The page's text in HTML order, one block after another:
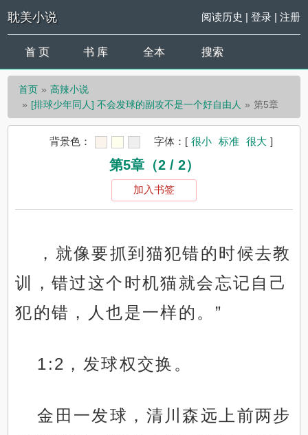
耽美小说 阅读历史 | 登录| 注册
首 页 书 库 全本 搜索
首页
高辣小说
[排球少年同人] 不会发球的副攻不是一个好自由人
第5章
背景色： 字体： [ 很小 标准 很大 ]
第5章（2 / 2）
加入书签
，就像要抓到猫犯错的时候去教
训，错过这个时机猫就会忘记自己
犯的错，人也是一样的。”
1:2，发球权交换。
金田一发球，清川森远上前两步